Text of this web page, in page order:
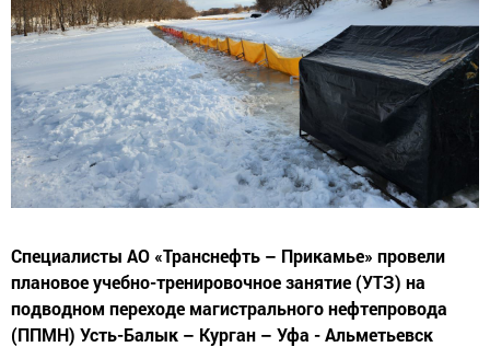
Специалисты АО «Транснефть – Прикамье» провели
плановое учебно-тренировочное занятие (УТЗ) на
подводном переходе магистрального нефтепровода
(ППМН) Усть-Балык – Курган – Уфа - Альметьевск